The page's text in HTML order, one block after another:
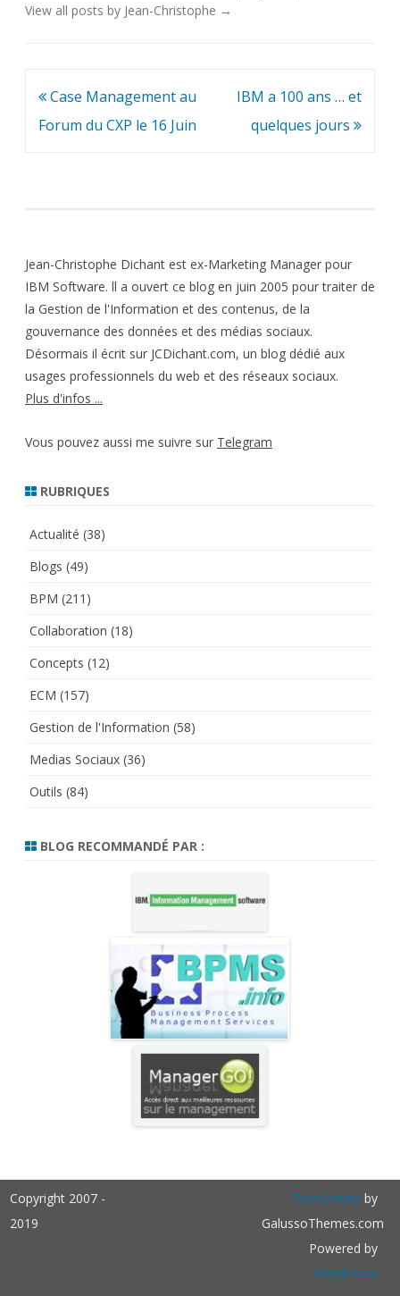
View all posts by Jean-Christophe →
Navigation
de
Case Management au
Forum du CXP le 16 Juin
IBM a 100 ans … et
quelques jours
Jean-Christophe Dichant est ex-Marketing Manager pour
IBM Software. ll a ouvert ce blog en juin 2005 pour traiter de
la Gestion de l'Information et des contenus, de la
gouvernance des données et des médias sociaux.
Désormais il écrit sur JCDichant.com, un blog dédié aux
usages professionnels du web et des réseaux sociaux.
Plus d'infos ...
Vous pouvez aussi me suivre sur Telegram
RUBRIQUES
Actualité (38)
Blogs (49)
BPM (211)
Collaboration (18)
Concepts (12)
ECM (157)
Gestion de l'Information (58)
Medias Sociaux (36)
Outils (84)
BLOG RECOMMANDÉ PAR :
Copyright 2007 -
2019
ZeroGravityby
GalussoThemes.com
Powered by
WordPress